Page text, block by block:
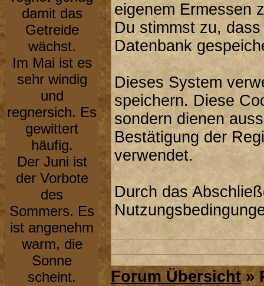
damit das
Getreide
wächst.
Im Mai ist es
sehr windig
und
regnersich. Es
gewittert
häufig.
Der Juni ist
der Vorbote
des
Sommers. Es
ist angenehm
warm, die
Sonne
scheint.
eigenem Ermessen
Du stimmst zu,
Datenbank
Dieses System
speichern. Diese
sondern dienen
Bestätigung der
verwendet.
Durch das
Forum Übersicht»